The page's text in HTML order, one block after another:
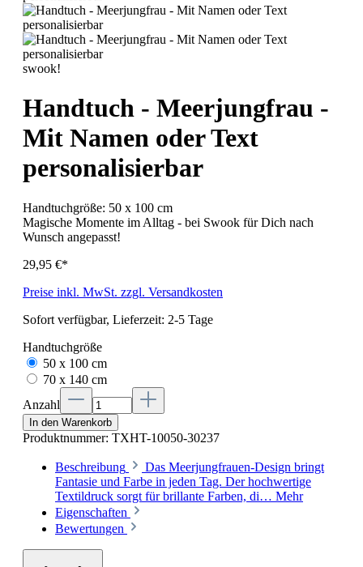
swook!
Handtuch - Meerjungfrau -
Mit Namen oder Text
personalisierbar
Handtuchgröße: 50 x 100 cm
Magische Momente im Alltag - bei Swook für Dich nach
Wunsch angepasst!
29,95 €*
Preise inkl. MwSt. zzgl. Versandkosten
Sofort verfügbar, Lieferzeit: 2-5 Tage
Handtuchgröße
50 x 100 cm
70 x 140 cm
Anzahl
In den Warenkorb
Produktnummer: TXHT-10050-30237
Beschreibung
Das Meerjungfrauen-Design bringt
Fantasie und Farbe in jeden Tag. Der hochwertige
Textildruck sorgt für brillante Farben, di… Mehr
Eigenschaften
Bewertungen